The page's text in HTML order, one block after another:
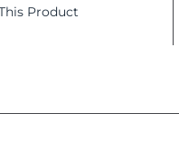
Product